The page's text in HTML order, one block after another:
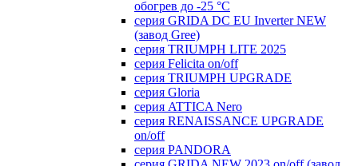
обогрев до -25 °С
серия GRIDA DC EU Inverter NEW
(завод Gree)
серия TRIUMPH LITE 2025
серия Felicita on/off
серия TRIUMPH UPGRADE
серия Gloria
серия ATTICA Nero
серия RENAISSANCE UPGRADE
on/off
серия PANDORA